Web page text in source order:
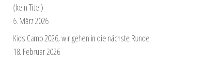
(kein Titel)
6. März 2026
Kids Camp 2026, wir gehen in die nächste Runde
18. Februar 2026